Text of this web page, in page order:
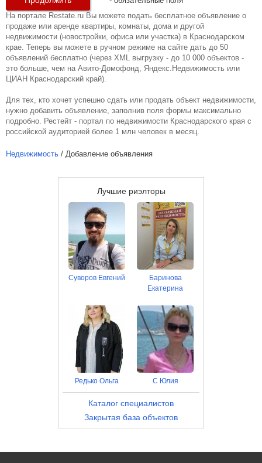
На портале Restate.ru Вы можете подать бесплатное объявление о
продаже или аренде квартиры, комнаты, дома и другой
недвижимости (новостройки, офиса или участка) в Краснодарском
крае. Теперь вы можете в ручном режиме на сайте дать до 50
объявлений бесплатно (через XML выгрузку - до 10 000 объектов -
это больше, чем на Авито-Домофонд, Яндекс.Недвижимость или
ЦИАН Краснодарский край).
Для тех, кто хочет успешно сдать или продать объект недвижимости,
нужно добавить объявление, заполнив поля формы максимально
подробно. Рестейт - портал по недвижимости Краснодарского края с
российской аудиторией более 1 млн человек в месяц.
Недвижимость / Добавление объявления
Лучшие риэлторы
Суворов Евгений
Баринова
Екатерина
Редько Ольга С Юлия
Каталог специалистов
Закрытая база объектов